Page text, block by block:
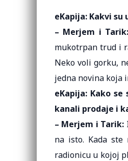
eKapija: Kakvi
– Merjem i Tarik:
mukotrpan trud i
Neko voli gorku,
jedna novina koja
eKapija: Kako
kanali prodaje i
– Merjem i Tarik:
na isto. Kada
radionicu u kojoj